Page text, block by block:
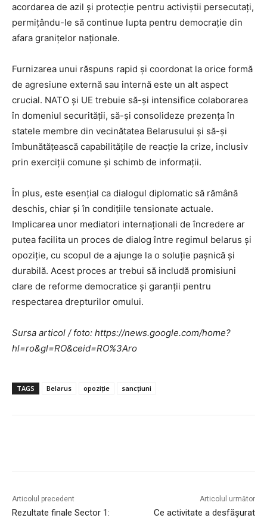
acordarea de azil și protecție pentru activiștii persecutați,
permițându-le să continue lupta pentru democrație din
afara granițelor naționale.
Furnizarea unui răspuns rapid și coordonat la orice formă
de agresiune externă sau internă este un alt aspect
crucial. NATO și UE trebuie să-și intensifice colaborarea
în domeniul securității, să-și consolideze prezența în
statele membre din vecinătatea Belarusului și să-și
îmbunătățească capabilitățile de reacție la crize, inclusiv
prin exerciții comune și schimb de informații.
În plus, este esențial ca dialogul diplomatic să rămână
deschis, chiar și în condițiile tensionate actuale.
Implicarea unor mediatori internaționali de încredere ar
putea facilita un proces de dialog între regimul belarus și
opoziție, cu scopul de a ajunge la o soluție pașnică și
durabilă. Acest proces ar trebui să includă promisiuni
clare de reforme democratice și garanții pentru
respectarea drepturilor omului.
Sursa articol / foto: https://news.google.com/home?
hl=ro&gl=RO&ceid=RO%3Aro
TAGS Belarus opoziție sancțiuni
Articolul precedent
Rezultate finale Sector 1:
Articolul următor
Ce activitate a desfășurat